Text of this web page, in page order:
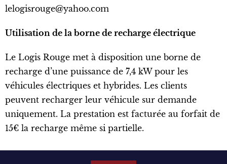
lelogisrouge@yahoo.com
Utilisation de la borne de recharge électrique
Le Logis Rouge met à disposition une borne de
recharge d’une puissance de 7,4 kW pour les
véhicules électriques et hybrides. Les clients
peuvent recharger leur véhicule sur demande
uniquement. La prestation est facturée au forfait de
15€ la recharge même si partielle.